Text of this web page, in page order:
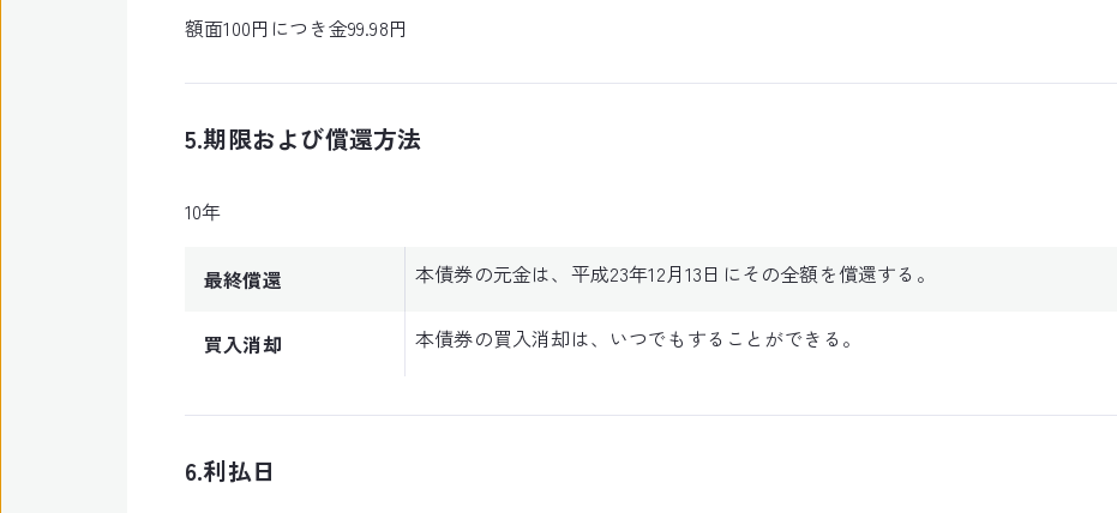
額面100円につき金99.98円
5.期限および償還方法
10年
最終償還 本債券の元金は、平成23年12月13日にその全額を償還する。
買入消却 本債券の買入消却は、いつでもすることができる。
6.利払日